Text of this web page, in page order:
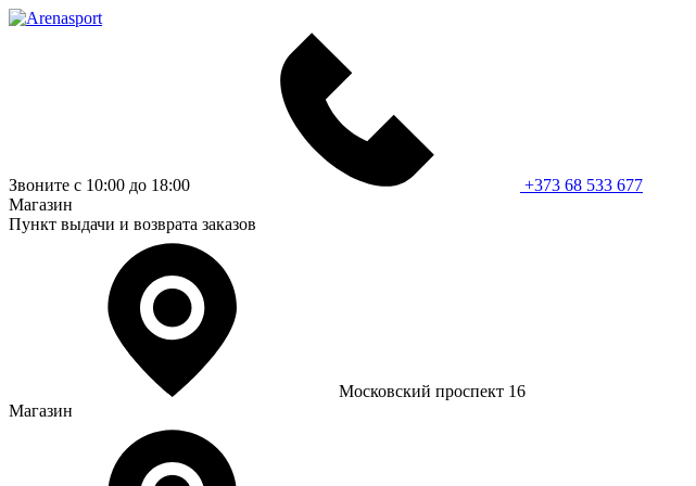
Звоните с 10:00 до 18:00
+373 68 533 677
Магазин
Пункт выдачи и возврата заказов
Московский проспект 16
Магазин